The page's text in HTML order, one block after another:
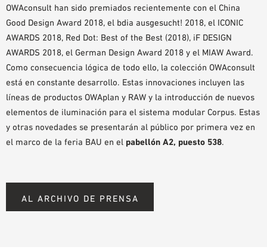
OWAconsult han sido premiados recientemente con el China
Good Design Award 2018, el bdia ausgesucht! 2018, el ICONIC
AWARDS 2018, Red Dot: Best of the Best (2018), iF DESIGN
AWARDS 2018, el German Design Award 2018 y el MIAW Award.
Como consecuencia lógica de todo ello, la colección OWAconsult
está en constante desarrollo. Estas innovaciones incluyen las
líneas de productos OWAplan y RAW y la introducción de nuevos
elementos de iluminación para el sistema modular Corpus. Estas
y otras novedades se presentarán al público por primera vez en
el marco de la feria BAU en el pabellón A2, puesto 538.
AL ARCHIVO DE PRENSA